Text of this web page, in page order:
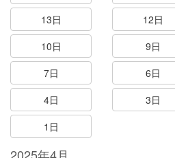
13日
12日
10日
9日
7日
6日
4日
3日
1日